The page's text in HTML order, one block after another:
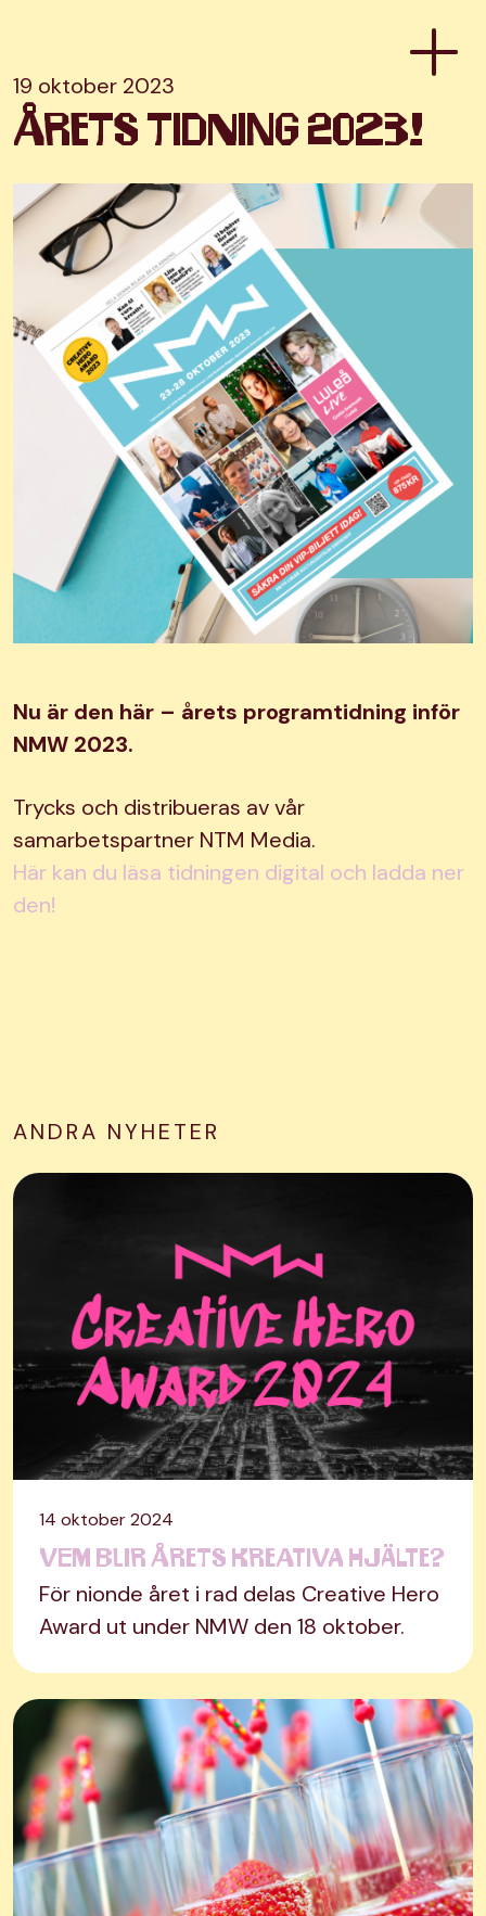
19 oktober 2023
Årets tidning 2023!
Nu är den här – årets programtidning inför
NMW 2023.
Trycks och distribueras av vår
samarbetspartner NTM Media.
Här kan du läsa tidningen digital och ladda ner
den!
ANDRA NYHETER
14 oktober 2024
Vem blir årets kreativa hjälte?
För nionde året i rad delas Creative Hero
Award ut under NMW den 18 oktober.